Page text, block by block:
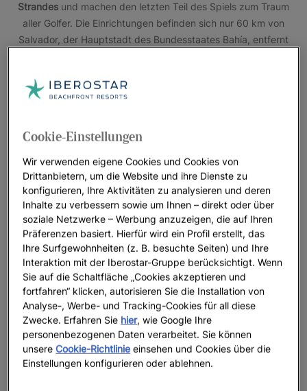
Strandes und machen den letzten Teil des Spiels zum Traum
aller Golfer. Die Einrichtungen befinden sich nur 60 km von
Salvador, der Hauptstadt des Bundesstaates Bahía, entfernt
Die Hotels Iberostar Waves Bahia
Praia do Forteliegen mitten im Naturreservat und bieten so
Fotos und Videos
6 Fotos und Videos anzeigen
Weitere
Cookie-Einstellungen
Wir verwenden eigene Cookies und Cookies von
Drittanbietern, um die Website und ihre Dienste zu
konfigurieren, Ihre Aktivitäten zu analysieren und deren
Inhalte zu verbessern sowie um Ihnen – direkt oder über
soziale Netzwerke – Werbung anzuzeigen, die auf Ihren
Präferenzen basiert. Hierfür wird ein Profil erstellt, das
Ihre Surfgewohnheiten (z. B. besuchte Seiten) und Ihre
Interaktion mit der Iberostar-Gruppe berücksichtigt. Wenn
Sie auf die Schaltfläche „Cookies akzeptieren und
fortfahren“ klicken, autorisieren Sie die Installation von
Analyse-, Werbe- und Tracking-Cookies für all diese
Zwecke. Erfahren Sie hier, wie Google Ihre
personenbezogenen Daten verarbeitet. Sie können
unsereCookie-Richtlinie einsehen und Cookies über die
Einstellungen konfigurieren oder ablehnen.